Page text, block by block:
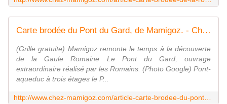
Carte brodée du Pont du Gard, de Mamigoz. - Chez Mamigoz
(Grille gratuite) Mamigoz remonte le temps à la découverte
de la Gaule Romaine Le Pont du Gard, ouvrage
extraordinaire réalisé par les Romains. (Photo Google) Pont-
aqueduc à trois étages le P...